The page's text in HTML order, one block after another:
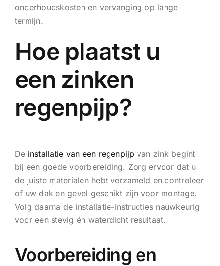
onderhoudskosten en vervanging op lange
termijn.
Hoe plaatst u
een zinken
regenpijp?
De installatie van een regenpijp van zink begint
bij een goede voorbereiding. Zorg ervoor dat u
de juiste materialen hebt verzameld en controleer
of uw dak en gevel geschikt zijn voor montage.
Volg daarna de installatie-instructies nauwkeurig
voor een stevig én waterdicht resultaat.
Voorbereiding en